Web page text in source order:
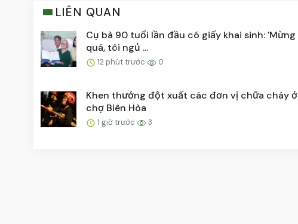
LIÊN QUAN
Cụ bà 90 tuổi lần đầu có giấy khai sinh: 'Mừng
quá, tôi ngủ ...
12 phút trước 0
Khen thưởng đột xuất các đơn vị chữa cháy ở
chợ Biên Hòa
1 giờ trước 3